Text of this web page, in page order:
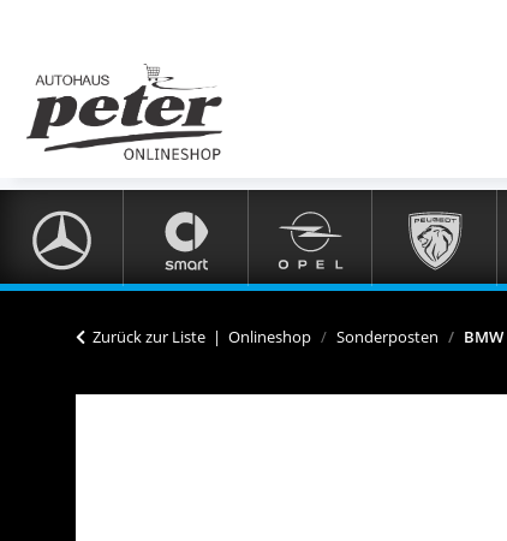
Zurück zur Liste Onlineshop Sonderposten